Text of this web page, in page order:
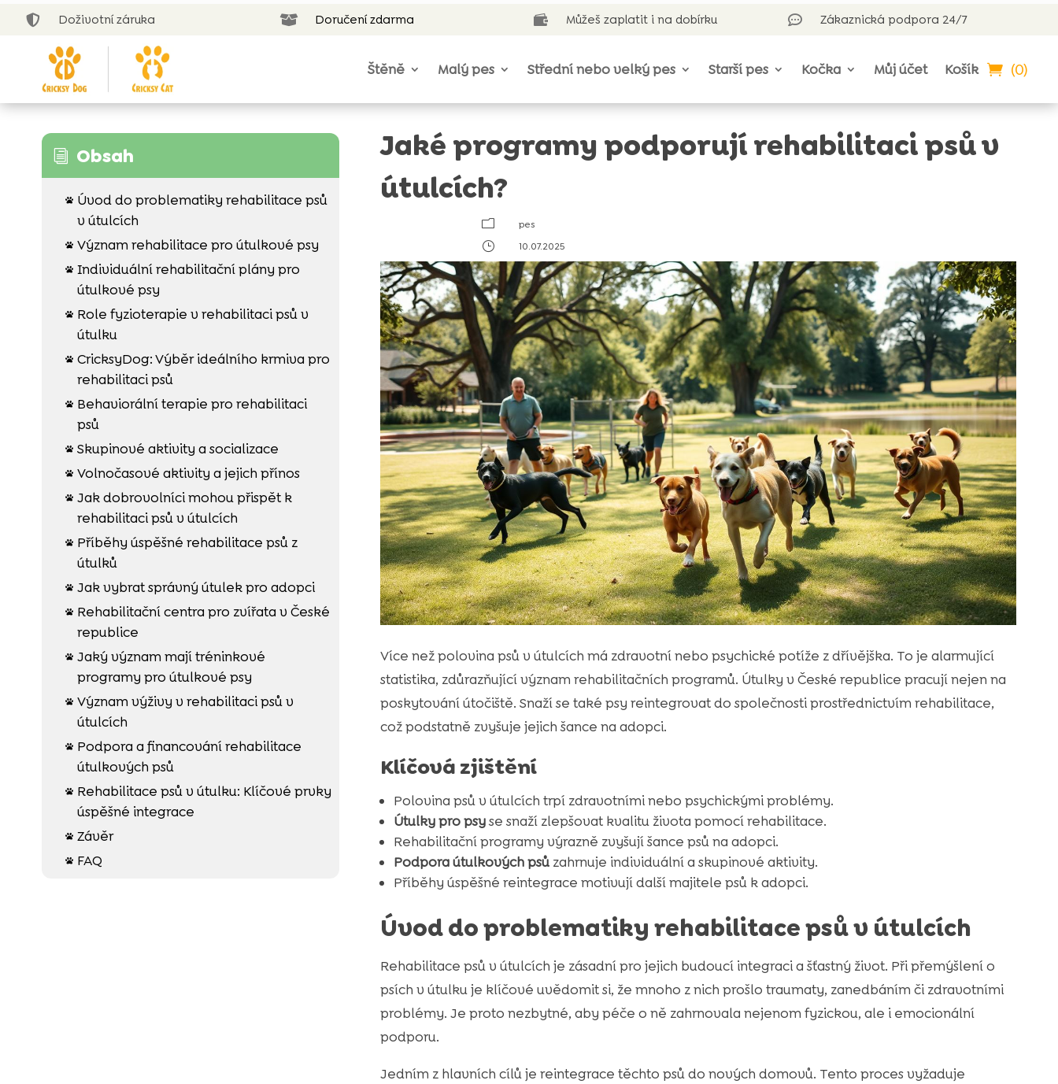
 Doživotní záruka  Doručení zdarma  Můžeš zaplatit i na dobírku  Zákaznická podpora 24/7
Štěně Malý pes Střední nebo velký pes Starší pes Kočka Můj účet Košík (0)
i Obsah

Úvod do problematiky rehabilitace psů
v útulcích
 Význam rehabilitace pro útulkové psy
 Individuální rehabilitační plány pro
útulkové psy

Role fyzioterapie v rehabilitaci psů v
útulku
 CricksyDog: Výběr ideálního krmiva pro
rehabilitaci psů

Behaviorální terapie pro rehabilitaci
psů
 Skupinové aktivity a socializace
 Volnočasové aktivity a jejich přínos
 Jak dobrovolníci mohou přispět k
rehabilitaci psů v útulcích

Příběhy úspěšné rehabilitace psů z
útulků
 Jak vybrat správný útulek pro adopci

Rehabilitační centra pro zvířata v České
republice
 Jaký význam mají tréninkové
programy pro útulkové psy
 Význam výživy v rehabilitaci psů v
útulcích

Podpora a financování rehabilitace
útulkových psů

Rehabilitace psů v útulku: Klíčové prvky
úspěšné integrace
 Závěr
 FAQ
Jaké programy podporují rehabilitaci psů v
útulcích?
m
pes
}
10.07.2025
Více než polovina psů v útulcích má zdravotní nebo psychické potíže z dřívějška. To je alarmující
statistika, zdůrazňující význam rehabilitačních programů. Útulky v České republice pracují nejen na
poskytování útočiště. Snaží se také psy reintegrovat do společnosti prostřednictvím rehabilitace,
což podstatně zvyšuje jejich šance na adopci.
Klíčová zjištění
Polovina psů v útulcích trpí zdravotními nebo psychickými problémy.
Útulky pro psyse snaží zlepšovat kvalitu života pomocí rehabilitace.
Rehabilitační programy výrazně zvyšují šance psů na adopci.
Podpora útulkových psůzahrnuje individuální a skupinové aktivity.
Příběhy úspěšné reintegrace motivují další majitele psů k adopci.
Úvod do problematiky rehabilitace psů v útulcích
Rehabilitace psů v útulcích je zásadní pro jejich budoucí integraci a šťastný život. Při přemýšlení o
psích v útulku je klíčové uvědomit si, že mnoho z nich prošlo traumaty, zanedbáním či zdravotními
problémy. Je proto nezbytné, aby péče o ně zahrnovala nejenom fyzickou, ale i emocionální
podporu.
Jedním z hlavních cílů je reintegrace těchto psů do nových domovů. Tento proces vyžaduje